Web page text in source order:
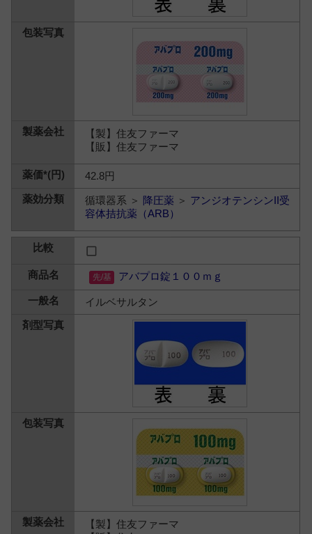
【製】住友ファーマ
【販】住友ファーマ
42.8円
循環器系 ＞ 降圧薬 ＞ アンジオテンシンII受
容体拮抗薬（ARB）
アバプロ錠１００ｍｇ
イルベサルタン
【製】住友ファーマ